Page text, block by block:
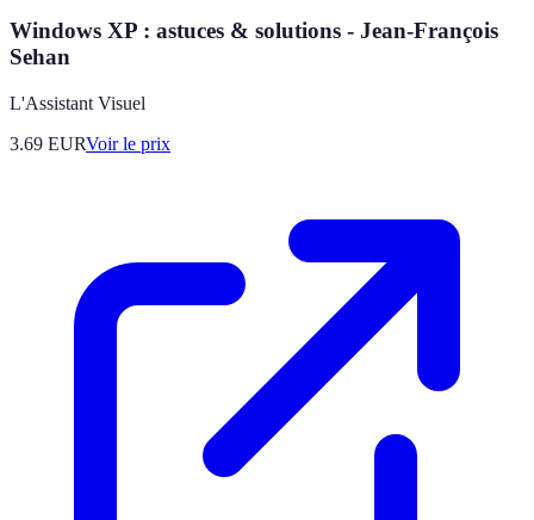
Windows XP : astuces & solutions - Jean-François
Sehan
L'Assistant Visuel
3.69 EURVoir le prix